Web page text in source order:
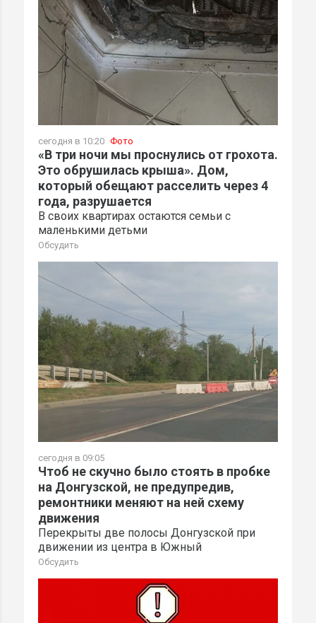
сегодня в 10:20 Фото
«В три ночи мы проснулись от грохота.
Это обрушилась крыша». Дом,
который обещают расселить через 4
года, разрушается
В своих квартирах остаются семьи с
маленькими детьми
Обсудить
сегодня в 09:05
Чтоб не скучно было стоять в пробке
на Донгузской, не предупредив,
ремонтники меняют на ней схему
движения
Перекрыты две полосы Донгузской при
движении из центра в Южный
Обсудить